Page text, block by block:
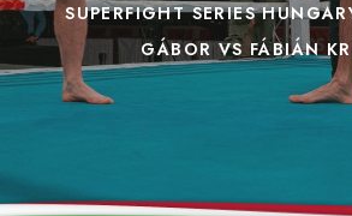
SUPERFIGHT SERIES
GÁBOR VS FÁBIÁN